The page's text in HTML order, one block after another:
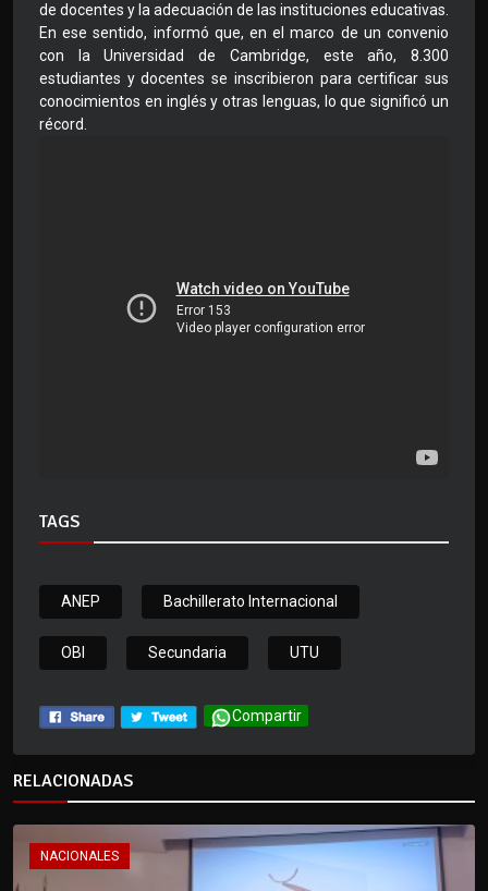
de docentes y la adecuación de las instituciones educativas.
En ese sentido, informó que, en el marco de un convenio
con la Universidad de Cambridge, este año, 8.300
estudiantes y docentes se inscribieron para certificar sus
conocimientos en inglés y otras lenguas, lo que significó un
récord.
TAGS
ANEP Bachillerato Internacional
OBI Secundaria UTU
Compartir
RELACIONADAS
NACIONALES